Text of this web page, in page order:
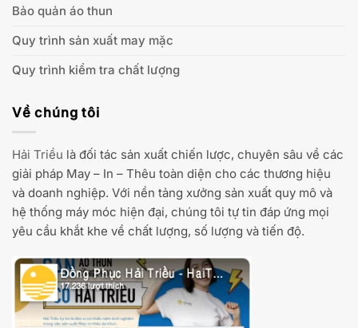
Bảo quản áo thun
Quy trình sản xuất may mặc
Quy trình kiểm tra chất lượng
Về chúng tôi
Hải Triều là đối tác sản xuất chiến lược, chuyên sâu về các
giải pháp May – In – Thêu toàn diện cho các thương hiệu
và doanh nghiệp. Với nền tảng xưởng sản xuất quy mô và
hệ thống máy móc hiện đại, chúng tôi tự tin đáp ứng mọi
yêu cầu khắt khe về chất lượng, số lượng và tiến độ.